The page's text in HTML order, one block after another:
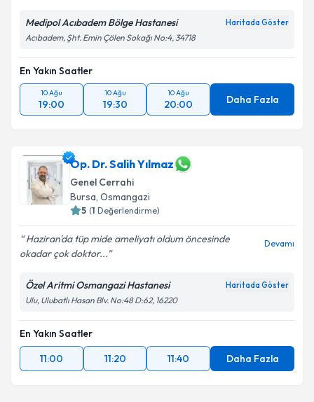
Medipol Acıbadem Bölge Hastanesi Haritada Göster
Acıbadem, Şht. Emin Çölen Sokağı No:4, 34718
En Yakın Saatler
10 Ağu
19:00
10 Ağu
19:30
10 Ağu
20:00 Daha Fazla
Op. Dr. Salih Yılmaz
Genel Cerrahi
Bursa, Osmangazi
5 (1 Değerlendirme)
Haziran'da tüp mide ameliyatı oldum öncesinde
okadar çok doktor...
Devamı
Özel Aritmi Osmangazi Hastanesi Haritada Göster
Ulu, Ulubatlı Hasan Blv. No:48 D:62, 16220
En Yakın Saatler
11:00
11:20 11:40 Daha Fazla